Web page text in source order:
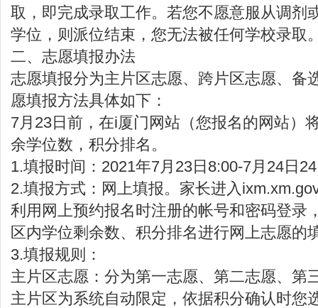
取，即完成录取工作。若您不愿意服从调剂
学位，则派位结束，您无法被任何学校录取
二、志愿填报办法
志愿填报分为主片区志愿、跨片区志愿、备
愿填报方法具体如下：
7月23日前，在i厦门网站（您报名的网站）
余学位数，积分排名。
1.填报时间：2021年7月23日8:00-7月24日
2.填报方式：网上填报。家长进入
利用网上预约报名时注册的帐号和密码登录
区内学位剩余数、积分排名进行网上志愿的
3.填报规则：
主片区志愿：分为第一志愿、第二志愿、第
主片区为系统自动限定，依据积分确认时您